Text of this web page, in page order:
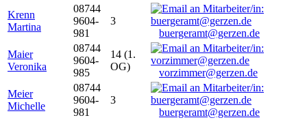
Krenn
Martina
08744
9604-
981
3
buergeramt@gerzen.de
Maier
Veronika
08744
9604-
985
14 (1.
OG)
vorzimmer@gerzen.de
Meier
Michelle
08744
9604-
981
3
buergeramt@gerzen.de